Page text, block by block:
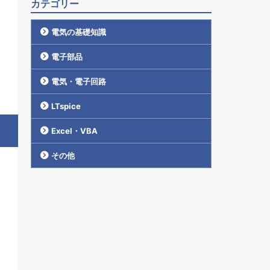
カテゴリー
電気の基礎知識
電子部品
電気・電子回路
LTspice
Excel・VBA
その他